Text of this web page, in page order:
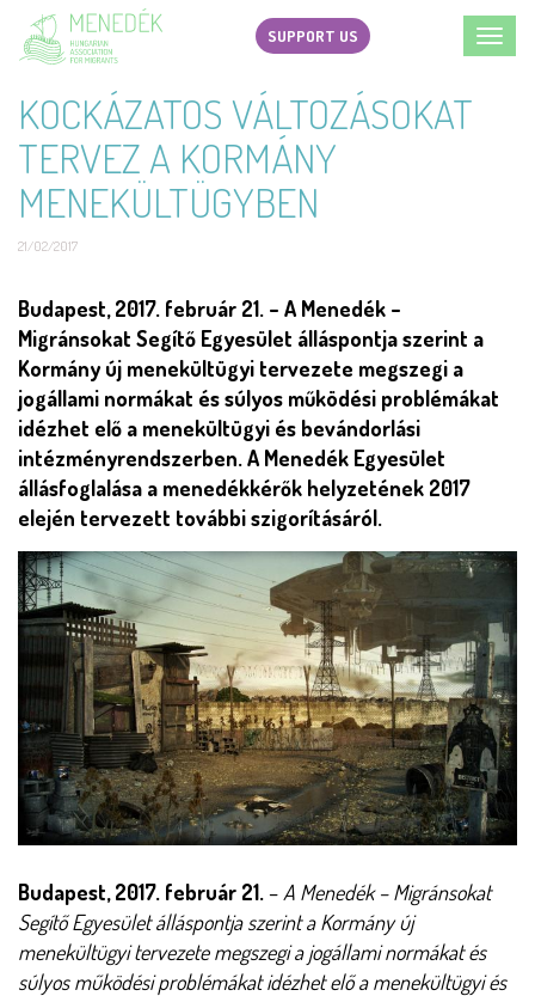
content
SUPPORT US
KOCKÁZATOS VÁLTOZÁSOKAT
TERVEZ A KORMÁNY
MENEKÜLTÜGYBEN
21/02/2017
Short
description
Budapest, 2017. február 21. – A Menedék –
Migránsokat Segítő Egyesület álláspontja szerint a
Kormány új menekültügyi tervezete megszegi a
jogállami normákat és súlyos működési problémákat
idézhet elő a menekültügyi és bevándorlási
intézményrendszerben. A Menedék Egyesület
állásfoglalása a menedékkérők helyzetének 2017
elején tervezett további szigorításáról.
Törzs
Budapest, 2017. február 21.– A Menedék – Migránsokat
Segítő Egyesület álláspontja szerint a Kormány új
menekültügyi tervezete megszegi a jogállami normákat és
súlyos működési problémákat idézhet elő a menekültügyi és